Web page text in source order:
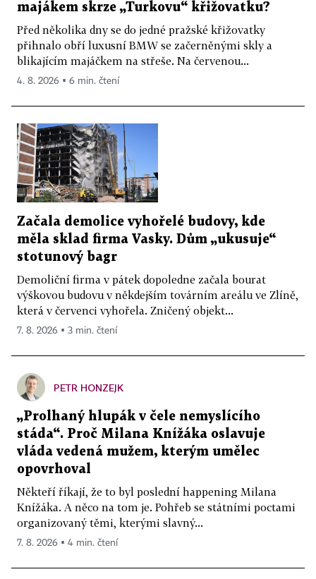
majákem skrze „Turkovu“ křižovatku?
Před několika dny se do jedné pražské křižovatky
přihnalo obří luxusní BMW se začerněnými skly a
blikajícím majáčkem na střeše. Na červenou...
4. 8. 2026 ▪ 6 min. čtení
Začala demolice vyhořelé budovy, kde
měla sklad firma Vasky. Dům „ukusuje“
stotunový bagr
Demoliční firma v pátek dopoledne začala bourat
výškovou budovu v někdejším továrním areálu ve Zlíně,
která v červenci vyhořela. Zničený objekt...
7. 8. 2026 ▪ 3 min. čtení
PETR HONZEJK
„Prolhaný hlupák v čele nemyslícího
stáda“. Proč Milana Knížáka oslavuje
vláda vedená mužem, kterým umělec
opovrhoval
Někteří říkají, že to byl poslední happening Milana
Knížáka. A něco na tom je. Pohřeb se státními poctami
organizovaný těmi, kterými slavný...
7. 8. 2026 ▪ 4 min. čtení